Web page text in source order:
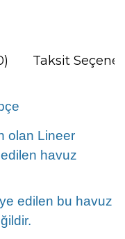
Taksit
olan Lineer
havuz
edilen bu havuz